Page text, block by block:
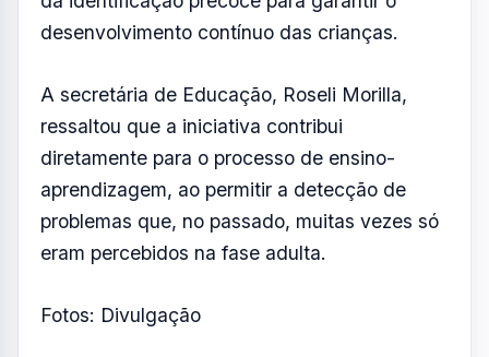
Resumo de Notícias
Receba as atualizações do Vale do Paraíba
diretamente no seu e-mail.